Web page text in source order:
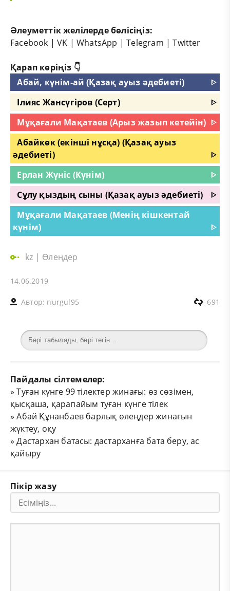
Әлеуметтік желілерде бөлісіңіз:
Facebook |VK |WhatsApp |Telegram |Twitter
Қарап көріңіз 👇
Абай, күнім-ай (Қазақ ауыз әдебиеті)
ᐈ
Ілияс Жансүгіров (Серт)
ᐈ
Мұқағали Мақатаев (Арыз жазып кетейін) ᐈ
Абайкөк (екінші нұсқа) (Қазақ ауыз
әдебиеті)
ᐈ
Ерлан Жүніс (Күнім)
ᐈ
Сұлу қыздың сыны (Қазақ ауыз әдебиеті)
ᐈ
Мұқағали Мақатаев (Менің кішкентай
күнім)
ᐈ
kz | Өлеңдер
14.06.2019
Автор: nurgul95 691
Пайдалы сілтемелер:
»Туған күнге 99 тілектер жинағы: өз сөзімен,
қысқаша, қарапайым туған күнге тілек
»Абай Құнанбаев барлық өлеңдер жинағын
жүктеу, оқу
»Дастархан батасы: дастарханға бата беру, ас
қайыру
Пікір жазу